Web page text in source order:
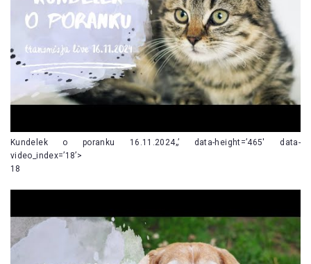
Kundelek o poranku 16.11.2024„’ data-height=’465′ data-
video_index=’18’>
18